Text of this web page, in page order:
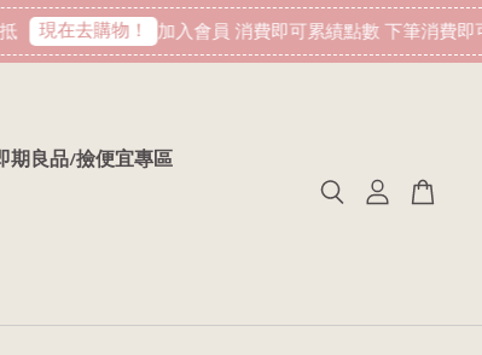
現在去購物！ 加入會員 消費即可累績點數 下筆消費即可折
期良品/撿便宜專區